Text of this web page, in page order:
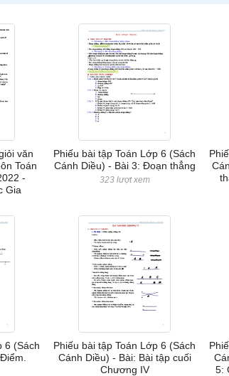
văn
Toán
-
Gia
Phiếu bài tập Toán Lớp 6 (Sách
Cánh Diều) - Bài 3: Đoạn thẳng
323 lượt xem
6 (Sách
Phiếu bài tập Toán Lớp 6 (Sách
Cánh Diều) - Bài: Bài tập cuối
Chương IV
5: